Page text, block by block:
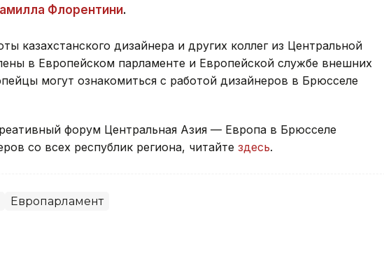
Флорентини.
казахстанского дизайнера и других коллег из Центральной
в Европейском парламенте и Европейской службе внешних
могут ознакомиться с работой дизайнеров в Брюсселе
форум Центральная Азия — Европа в Брюсселе
со всех республик региона, читайте здесь.
Европарламент